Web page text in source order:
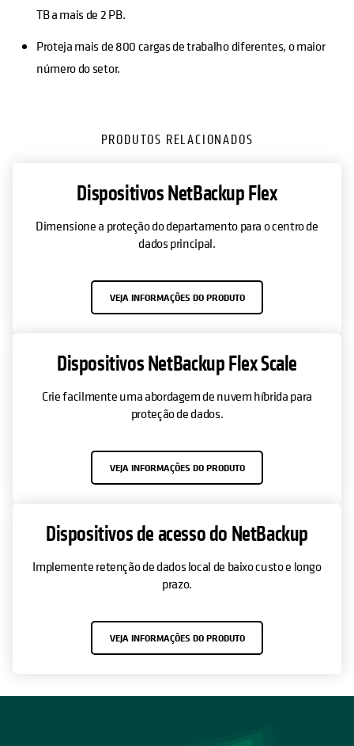
TB a mais de 2 PB.
Proteja mais de 800 cargas de trabalho diferentes, o maior
número do setor.
PRODUTOS RELACIONADOS
Dispositivos NetBackup Flex
Dimensione a proteção do departamento para o centro de
dados principal.
VEJA INFORMAÇÕES DO PRODUTO
Dispositivos NetBackup Flex Scale
Crie facilmente uma abordagem de nuvem híbrida para
proteção de dados.
VEJA INFORMAÇÕES DO PRODUTO
Dispositivos de acesso do NetBackup
Implemente retenção de dados local de baixo custo e longo
prazo.
VEJA INFORMAÇÕES DO PRODUTO